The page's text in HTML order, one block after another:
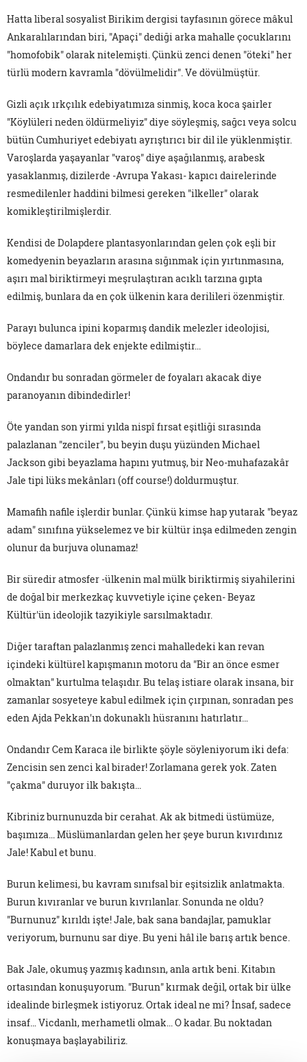
Hatta liberal sosyalist Birikim dergisi tayfasının görece mâkul
Ankaralılarından biri, "Apaçi" dediği arka mahalle çocuklarını
"homofobik" olarak nitelemişti. Çünkü zenci denen "öteki" her
türlü modern kavramla "dövülmelidir". Ve dövülmüştür.
Gizli açık ırkçılık edebiyatımıza sinmiş, koca koca şairler
"Köylüleri neden öldürmeliyiz" diye söyleşmiş, sağcı veya solcu
bütün Cumhuriyet edebiyatı ayrıştırıcı bir dil ile yüklenmiştir.
Varoşlarda yaşayanlar "varoş" diye aşağılanmış, arabesk
yasaklanmış, dizilerde -Avrupa Yakası- kapıcı dairelerinde
resmedilenler haddini bilmesi gereken "ilkeller" olarak
komikleştirilmişlerdir.
Kendisi de Dolapdere plantasyonlarından gelen çok eşli bir
komedyenin beyazların arasına sığınmak için yırtınmasına,
aşırı mal biriktirmeyi meşrulaştıran acıklı tarzına gıpta
edilmiş, bunlara da en çok ülkenin kara derilileri özenmiştir.
Parayı bulunca ipini koparmış dandik melezler ideolojisi,
böylece damarlara dek enjekte edilmiştir...
Ondandır bu sonradan görmeler de foyaları akacak diye
paranoyanın dibindedirler!
Öte yandan son yirmi yılda nispî fırsat eşitliği sırasında
palazlanan "zenciler", bu beyin duşu yüzünden Michael
Jackson gibi beyazlama hapını yutmuş, bir Neo-muhafazakâr
Jale tipi lüks mekânları (off course!) doldurmuştur.
Mamafih nafile işlerdir bunlar. Çünkü kimse hap yutarak "beyaz
adam" sınıfına yükselemez ve bir kültür inşa edilmeden zengin
olunur da burjuva olunamaz!
Bir süredir atmosfer -ülkenin mal mülk biriktirmiş siyahilerini
de doğal bir merkezkaç kuvvetiyle içine çeken- Beyaz
Kültür'ün ideolojik tazyikiyle sarsılmaktadır.
Diğer taraftan palazlanmış zenci mahalledeki kan revan
içindeki kültürel kapışmanın motoru da "Bir an önce esmer
olmaktan" kurtulma telaşıdır. Bu telaş istiare olarak insana, bir
zamanlar sosyeteye kabul edilmek için çırpınan, sonradan pes
eden Ajda Pekkan'ın dokunaklı hüsranını hatırlatır…
Ondandır Cem Karaca ile birlikte şöyle söyleniyorum iki defa:
Zencisin sen zenci kal birader! Zorlamana gerek yok. Zaten
"çakma" duruyor ilk bakışta...
Kibriniz burnunuzda bir cerahat. Ak ak bitmedi üstümüze,
başımıza... Müslümanlardan gelen her şeye burun kıvırdınız
Jale! Kabul et bunu.
Burun kelimesi, bu kavram sınıfsal bir eşitsizlik anlatmakta.
Burun kıvıranlar ve burun kıvrılanlar. Sonunda ne oldu?
"Burnunuz" kırıldı işte! Jale, bak sana bandajlar, pamuklar
veriyorum, burnunu sar diye. Bu yeni hâl ile barış artık bence.
Bak Jale, okumuş yazmış kadınsın, anla artık beni. Kitabın
ortasından konuşuyorum. "Burun" kırmak değil, ortak bir ülke
idealinde birleşmek istiyoruz. Ortak ideal ne mi? İnsaf, sadece
insaf… Vicdanlı, merhametli olmak... O kadar. Bu noktadan
konuşmaya başlayabiliriz.